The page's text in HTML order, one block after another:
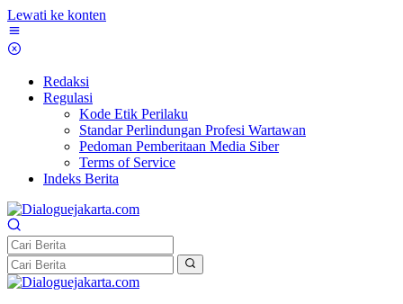
Lewati ke konten
Redaksi
Regulasi
Kode Etik Perilaku
Standar Perlindungan Profesi Wartawan
Pedoman Pemberitaan Media Siber
Terms of Service
Indeks Berita